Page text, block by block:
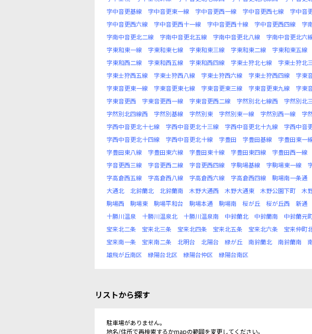
字中音更基線
字中音更東一線 字中音更西一線 字中音更西七線 字中音
字中音更西六線
字中音更西十一線 字中音更西十線 字中音更西四線 字
字南中音更北二線
字南中音更北五線 字南中音更北八線 字南中音更北六
字東和東一線
字東和東七線 字東和東三線 字東和東二線 字東和東五線
字東和西二線
字東和西五線 字東和西四線 字東士狩北七線 字東士狩北
字東士狩西五線
字東士狩西八線 字東士狩西六線 字東士狩西四線 字東
字東音更東一線
字東音更東七線 字東音更東三線 字東音更東九線 字東
字東音更西
字東音更西一線 字東音更西二線 字然別北七線西 字然別北
字然別北四線西
字然別基線 字然別東 字然別東一線 字然別西一線 字
字西中音更北十七線
字西中音更北十三線 字西中音更北十九線 字西中音
字西中音更北十四線
字西中音更北十線 字豊田 字豊田基線 字豊田東一
字豊田東八線
字豊田東六線 字豊田東十線 字豊田東四線 字豊田西一線
字音更西三線
字音更西二線 字音更西四線 字駒場基線 字駒場東一線
字高倉西五線
字高倉西八線 字高倉西六線 字高倉西四線 駒場南一条通
大通北
北鈴蘭北 北鈴蘭南 木野大通西 木野大通東 木野公園下町 木
駒場西
駒場東 駒場平和台 駒場本通 駒場南 桜が丘 桜が丘西 新通
十勝川温泉
十勝川温泉北 十勝川温泉南 中鈴蘭北 中鈴蘭南 中鈴蘭元
宝来北二条
宝来北三条 宝来北四条 宝来北五条 宝来北六条 宝来仲町
宝来南一条
宝来南二条 北明台 北陽台 緑が丘 南鈴蘭北 南鈴蘭南
雄飛が丘南区
緑陽台北区 緑陽台仲区 緑陽台南区
リストから探す
駐車場がありません。
地名/住所で再検索するかmapの範囲を変更してください。